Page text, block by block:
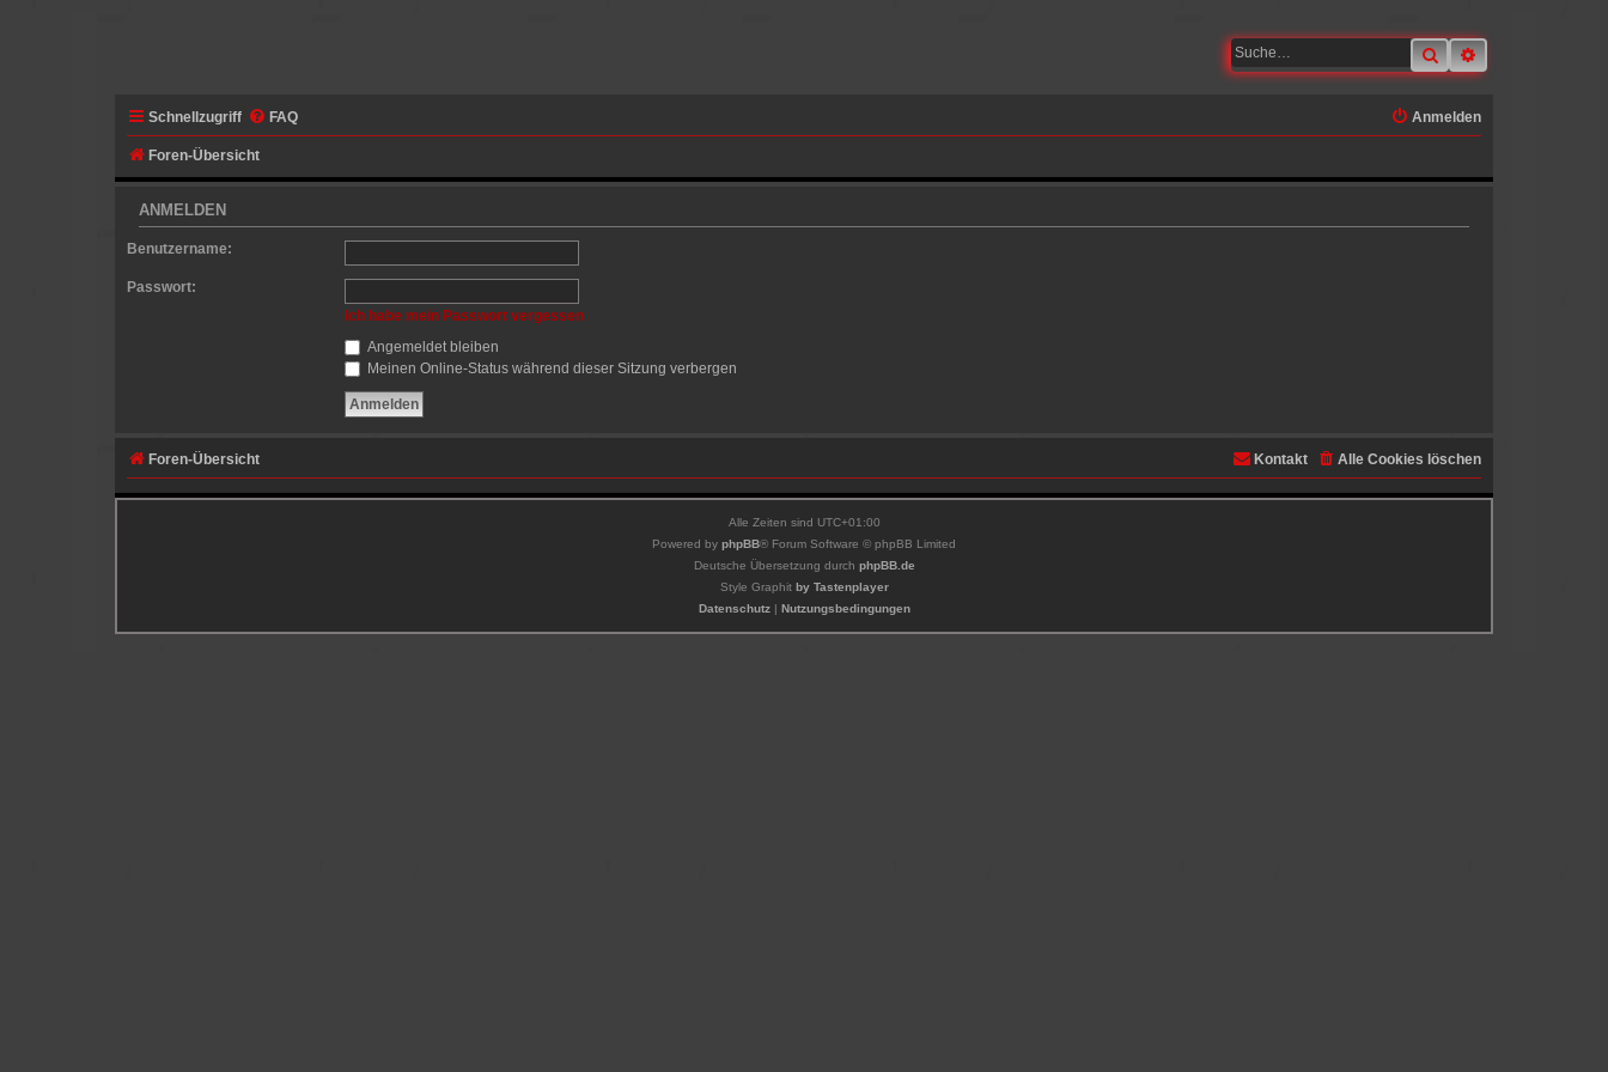
SucheErweiterte Suche
Schnellzugriff FAQ Anmelden
Foren-Übersicht
ANMELDEN
Benutzername:
Passwort:
Ich habe mein Passwort vergessen
Angemeldet bleiben
Meinen Online-Status während dieser Sitzung verbergen
Foren-Übersicht Alle Cookies löschen
Kontakt
Alle Zeiten sind UTC+01:00
Powered by phpBB® Forum Software © phpBB Limited
Deutsche Übersetzung durch phpBB.de
Style Graphit by Tastenplayer
Datenschutz| Nutzungsbedingungen